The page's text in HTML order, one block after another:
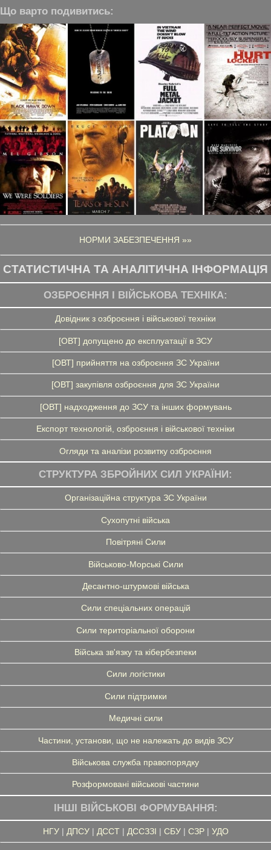
Що варто подивитись:
НОРМИ ЗАБЕЗПЕЧЕННЯ »»
СТАТИСТИЧНА ТА АНАЛІТИЧНА ІНФОРМАЦІЯ
ОЗБРОЄННЯ І ВІЙСЬКОВА ТЕХНІКА:
Довідник з озброєння і військової техніки
[ОВТ] допущено до експлуатації в ЗСУ
[ОВТ] прийняття на озброєння ЗС України
[ОВТ] закупівля озброєння для ЗС України
[ОВТ] надходження до ЗСУ та інших формувань
Експорт технологій, озброєння і військової техніки
Огляди та аналізи розвитку озброєння
СТРУКТУРА ЗБРОЙНИХ СИЛ УКРАЇНИ:
Організаційна структура ЗС України
Сухопутні війська
Повітряні Сили
Військово-Морські Сили
Десантно-штурмові війська
Сили спеціальних операцій
Сили територіальної оборони
Війська зв'язку та кібербезпеки
Сили логістики
Сили підтримки
Медичні сили
Частини, установи, що не належать до видів ЗСУ
Військова служба правопорядку
Розформовані військові частини
ІНШІ ВІЙСЬКОВІ ФОРМУВАННЯ:
НГУ| ДПСУ| ДССТ| ДССЗЗІ | СБУ| СЗР| УДО